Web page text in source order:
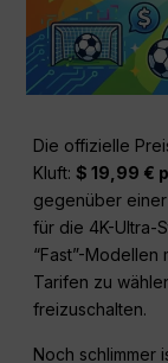
Die offizielle
Kluft:$ 19,99 €
gegenüber
für die 4K-Ultra-
“Fast”-
Tarifen zu
freizuschalten.
Noch schlimmer